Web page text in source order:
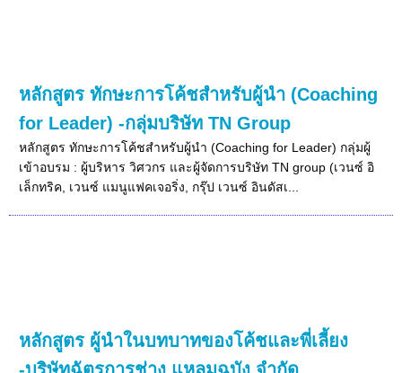
หลักสูตร ทักษะการโค้ชสำหรับผู้นำ (Coaching
for Leader) -กลุ่มบริษัท TN Group
หลักสูตร ทักษะการโค้ชสำหรับผู้นำ (Coaching for Leader) กลุ่มผู้
เข้าอบรม : ผู้บริหาร วิศวกร และผู้จัดการบริษัท TN group (เวนซ์ อิ
เล็กทริค, เวนซ์ แมนูแฟคเจอริ่ง, กรุ๊ป เวนซ์ อินดัสเ...
หลักสูตร ผู้นำในบทบาทของโค้ชและพี่เลี้ยง